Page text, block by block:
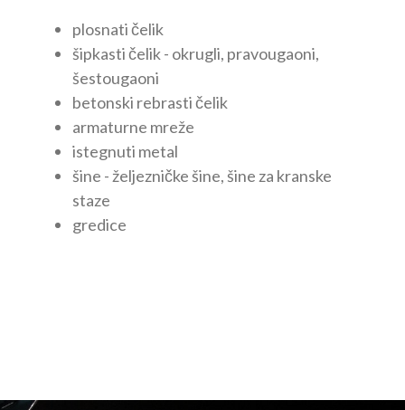
plosnati čelik
šipkasti čelik - okrugli, pravougaoni,
šestougaoni
betonski rebrasti čelik
armaturne mreže
istegnuti metal
šine - željezničke šine, šine za kranske
staze
gredice